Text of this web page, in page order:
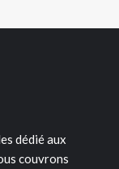
dédié aux
couvrons